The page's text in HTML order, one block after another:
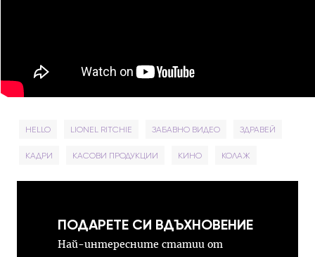
HELLO LIONEL RITCHIE ЗАБАВНО ВИДЕО ЗДРАВЕЙ
КАДРИ КАСОВИ ПРОДУКЦИИ КИНО КОЛАЖ
ПОДАРЕТЕ СИ ВДЪХНОВЕНИЕ
Най-интересните статии от